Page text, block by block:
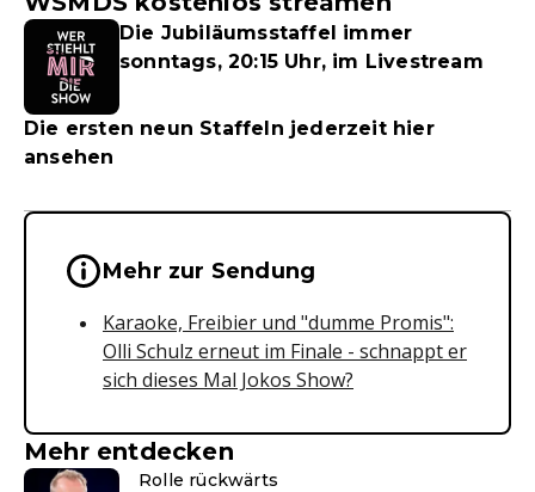
Die Jubiläumsstaffel immer
sonntags, 20:15 Uhr, im Livestream
Die ersten neun Staffeln jederzeit hier
ansehen
Wichtige Hinweise &
Mehr zur Sendung
Karaoke, Freibier und "dumme Promis":
Olli Schulz erneut im Finale - schnappt er
sich dieses Mal Jokos Show?
Mehr entdecken
Rolle rückwärts